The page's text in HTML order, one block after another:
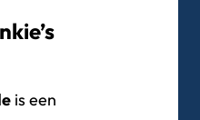
is een